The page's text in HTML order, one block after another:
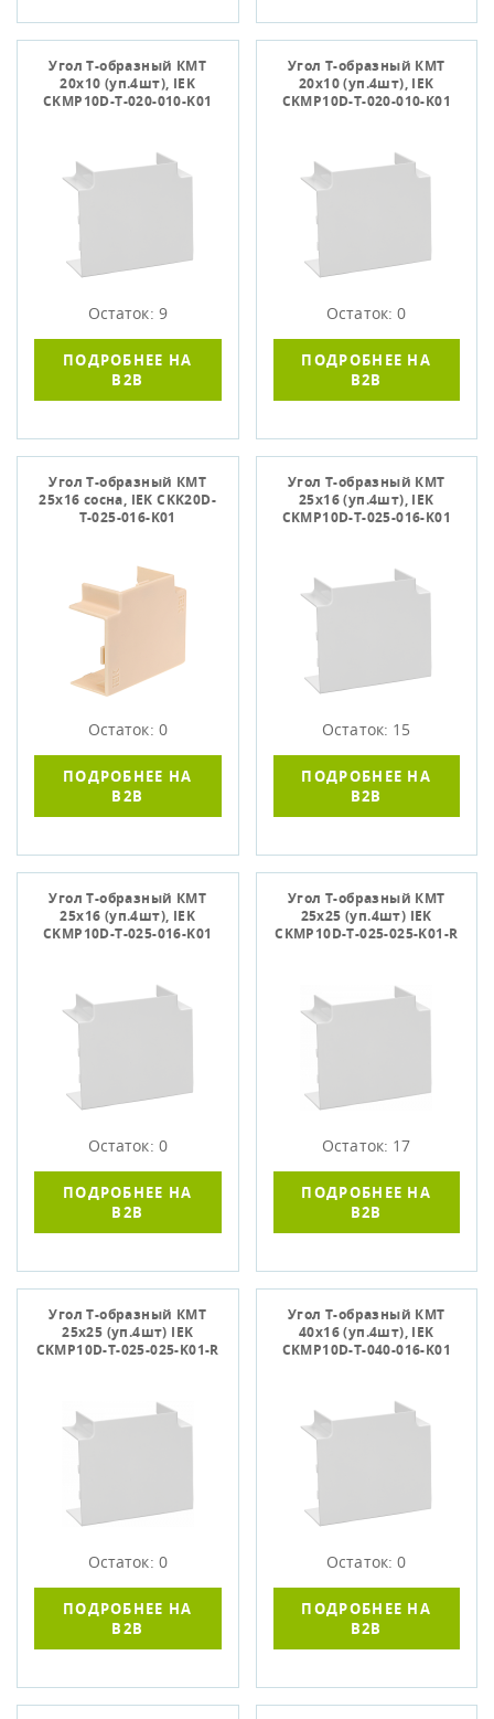
Угол Т-образный КМТ
20х10 (уп.4шт), IEK
CKMP10D-T-020-010-K01
Остаток: 9
ПОДРОБНЕЕ НА
B2B
Угол Т-образный КМТ
20х10 (уп.4шт), IEK
CKMP10D-T-020-010-K01
Остаток: 0
ПОДРОБНЕЕ НА
B2B
Угол Т-образный КМТ
25х16 сосна, IЕK CKK20D-
T-025-016-K01
Остаток: 0
ПОДРОБНЕЕ НА
B2B
Угол Т-образный КМТ
25х16 (уп.4шт), IEK
CKMP10D-T-025-016-K01
Остаток: 15
ПОДРОБНЕЕ НА
B2B
Угол Т-образный КМТ
25х16 (уп.4шт), IEK
CKMP10D-T-025-016-K01
Остаток: 0
ПОДРОБНЕЕ НА
B2B
Угол Т-образный КМТ
25х25 (уп.4шт) IEK
CKMP10D-T-025-025-K01-R
Остаток: 17
ПОДРОБНЕЕ НА
B2B
Угол Т-образный КМТ
25х25 (уп.4шт) IEK
CKMP10D-T-025-025-K01-R
Остаток: 0
ПОДРОБНЕЕ НА
B2B
Угол Т-образный КМТ
40x16 (уп.4шт), IEK
CKMP10D-T-040-016-K01
Остаток: 0
ПОДРОБНЕЕ НА
B2B